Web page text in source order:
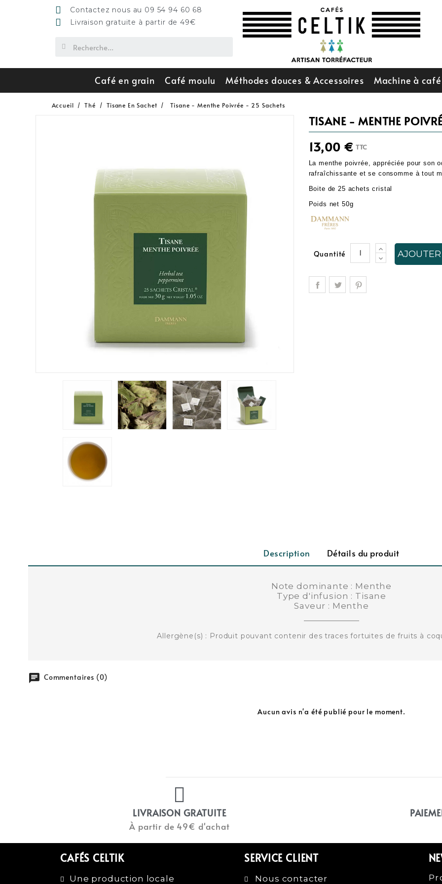
Contactez nous au 09 54 94 60 68
Livraison gratuite à partir de 49€
Café en grain Café moulu Méthodes douces & Accessoires Machine à café
Accueil Thé Tisane En Sachet Tisane - Menthe Poivrée - 25 Sachets
TISANE - MENTHE
13,00 € TTC
La menthe poivrée, appréciée pour son
rafraîchissante et se consomme à tout
Boite de 25 achets cristal
Poids net 50g
Quantité
Description Détails du produit
Note dominante : Menthe
Type d'infusion : Tisane
Saveur : Menthe
Allergène(s) : Produit pouvant contenir des traces fortuites de fruits à
chat Commentaires (0)
Aucun avis n'a été publié pour le moment.
LIVRAISON GRATUITE
À partir de 49€ d'achat
CAFÉS CELTIK
Une production locale
SERVICE CLIENT
Nous contacter